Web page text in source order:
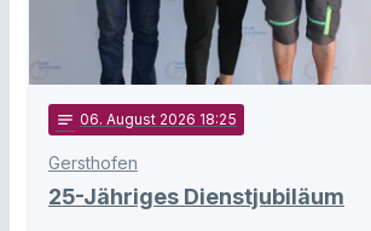
notes 06. August 2026 18:25
Gersthofen
25-Jähriges Dienstjubiläum